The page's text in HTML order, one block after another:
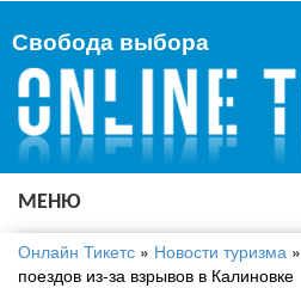
Свобода выбора
МЕНЮ
Онлайн Тикетс » Новости туризма »
поездов из-за взрывов в Калиновке